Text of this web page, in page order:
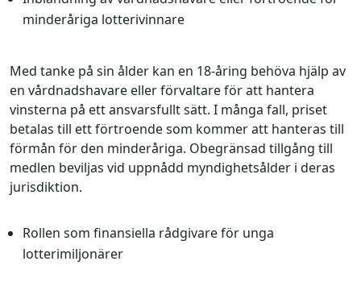
minderåriga lotterivinnare
Med tanke på sin ålder kan en 18-åring behöva hjälp av
en vårdnadshavare eller förvaltare för att hantera
vinsterna på ett ansvarsfullt sätt. I många fall, priset
betalas till ett förtroende som kommer att hanteras till
förmån för den minderåriga. Obegränsad tillgång till
medlen beviljas vid uppnådd myndighetsålder i deras
jurisdiktion.
Rollen som finansiella rådgivare för unga
lotterimiljonärer